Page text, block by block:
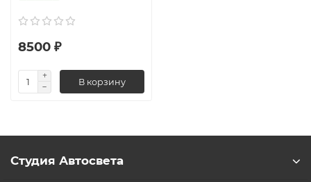
8500 ₽
В корзину
Студия Автосвета